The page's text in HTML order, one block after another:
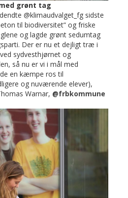
grønt tag
@klimaudvalget_fg sidste
til biodiversitet” og friske
og lagde grønt sedumtag
Der er nu et dejligt træ i
sydvesthjørnet og
så nu er vi i mål med
en kæmpe ros til
og nuværende elever),
Warnar, @frbkommune